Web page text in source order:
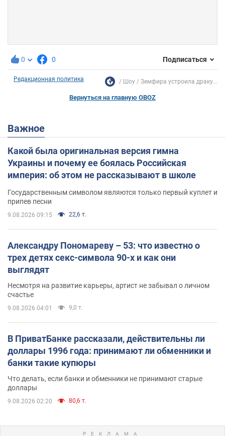
0 0 Подписаться
Редакционная политика Шоу Земфира устроила драку...
Вернуться на главную OBOZ
Важное
Какой была оригинальная версия гимна
Украины и почему ее боялась Российская
империя: об этом не рассказывают в школе
Государственным символом являются только первый куплет и
припев песни
9.08.2026 09:15 22,6 т.
Александру Пономареву – 53: что известно о
трех детях секс-символа 90-х и как они
выглядят
Несмотря на развитие карьеры, артист не забывал о личном
счастье
9.08.2026 04:01 9,0 т.
В ПриватБанке рассказали, действительны ли
доллары 1996 года: принимают ли обменники и
банки такие купюры
Что делать, если банки и обменники не принимают старые
доллары
9.08.2026 02:20 80,6 т.